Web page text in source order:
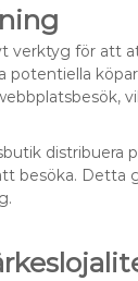
för att
potentiella
besöka. Detta